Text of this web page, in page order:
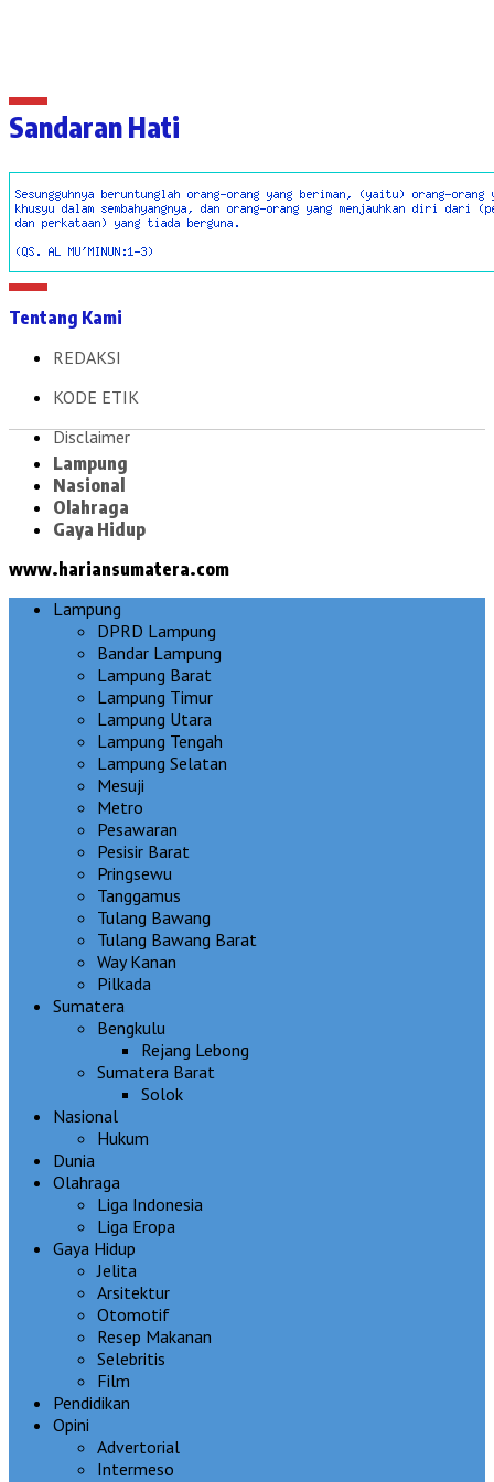
Sandaran Hati
Tentang Kami
REDAKSI
KODE ETIK
Disclaimer
Lampung
Nasional
Olahraga
Gaya Hidup
www.hariansumatera.com
Lampung
DPRD Lampung
Bandar Lampung
Lampung Barat
Lampung Timur
Lampung Utara
Lampung Tengah
Lampung Selatan
Mesuji
Metro
Pesawaran
Pesisir Barat
Pringsewu
Tanggamus
Tulang Bawang
Tulang Bawang Barat
Way Kanan
Pilkada
Sumatera
Bengkulu
Rejang Lebong
Sumatera Barat
Solok
Nasional
Hukum
Dunia
Olahraga
Liga Indonesia
Liga Eropa
Gaya Hidup
Jelita
Arsitektur
Otomotif
Resep Makanan
Selebritis
Film
Pendidikan
Opini
Advertorial
Intermeso